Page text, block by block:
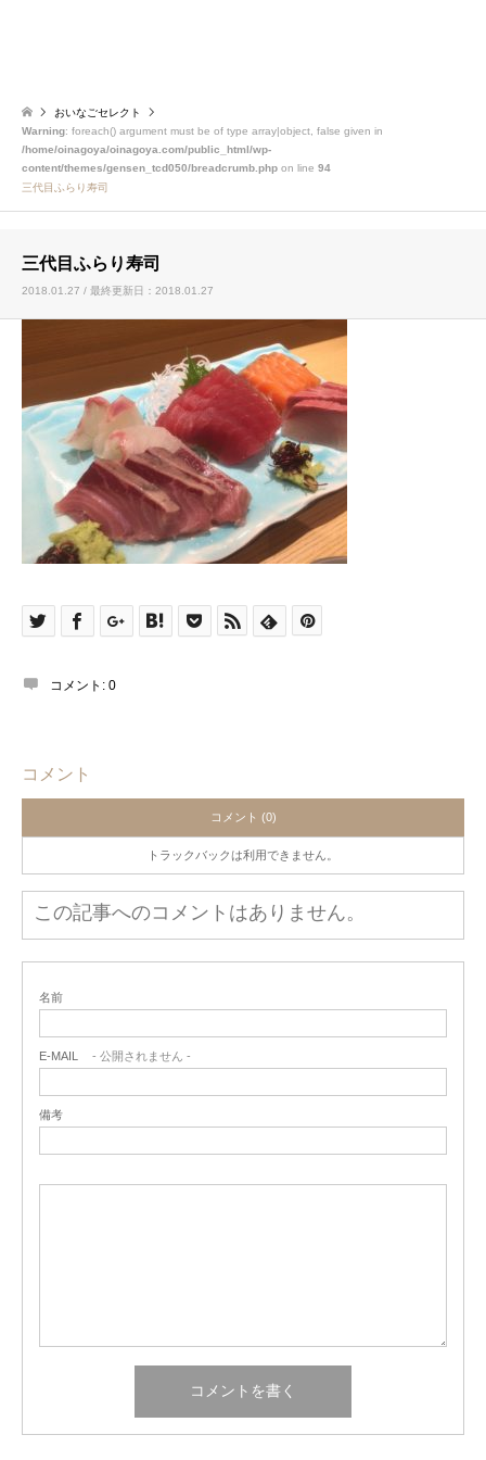
おいなごセレクト
Warning: foreach() argument must be of type array|object, false given in
/home/oinagoya/oinagoya.com/public_html/wp-
content/themes/gensen_tcd050/breadcrumb.php on line 94
三代目ふらり寿司
三代目ふらり寿司
2018.01.27 / 最終更新日：2018.01.27
コメント: 0
コメント
コメント (0)
トラックバックは利用できません。
この記事へのコメントはありません。
名前
E-MAIL - 公開されません -
備考